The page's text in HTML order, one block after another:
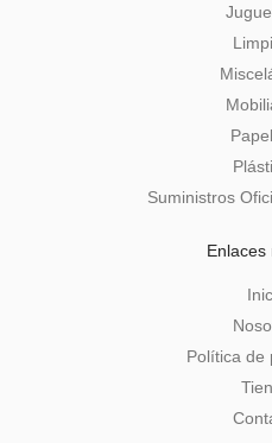
Suministros
Enlaces
Política de